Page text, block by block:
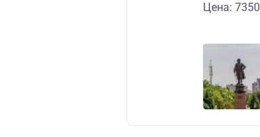
Цена: 7350